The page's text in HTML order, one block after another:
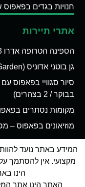
חנויות בגדים
אתרי תיירות
הספינה הטרופה אדְרו 3 (Edro III Shipwreck) בפאפוס
גן בוטני אדוניס (Adonis Botanical Garden) בפאפוס
בבוקר / 2 בצהרים)
מקומות נסתרים
מוזיאונים בפאפוס –
המידע באתר נועד
מקצועי. אין להסתמך
הינו
האתר הינו אתר